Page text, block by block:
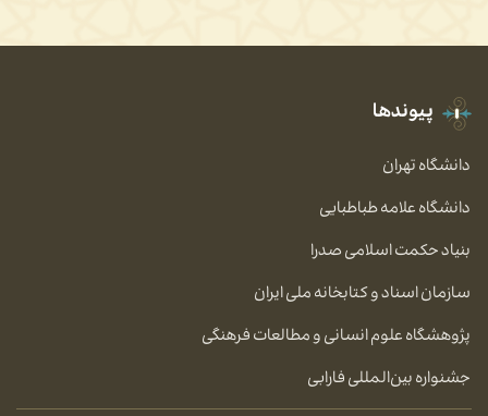
پیوندها
دانشگاه تهران
دانشگاه علامه طباطبایی
بنیاد حکمت اسلامی صدرا
سازمان اسناد و کتابخانه ملی ایران
پژوهشگاه علوم انسانی و مطالعات فرهنگی
جشنواره بین‌المللی فارابی